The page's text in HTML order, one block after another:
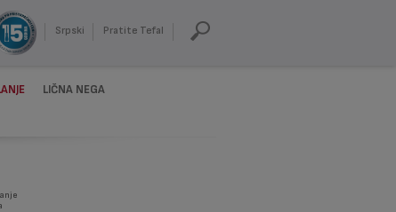
Srpski Pratite Tefal
LIČNA NEGA